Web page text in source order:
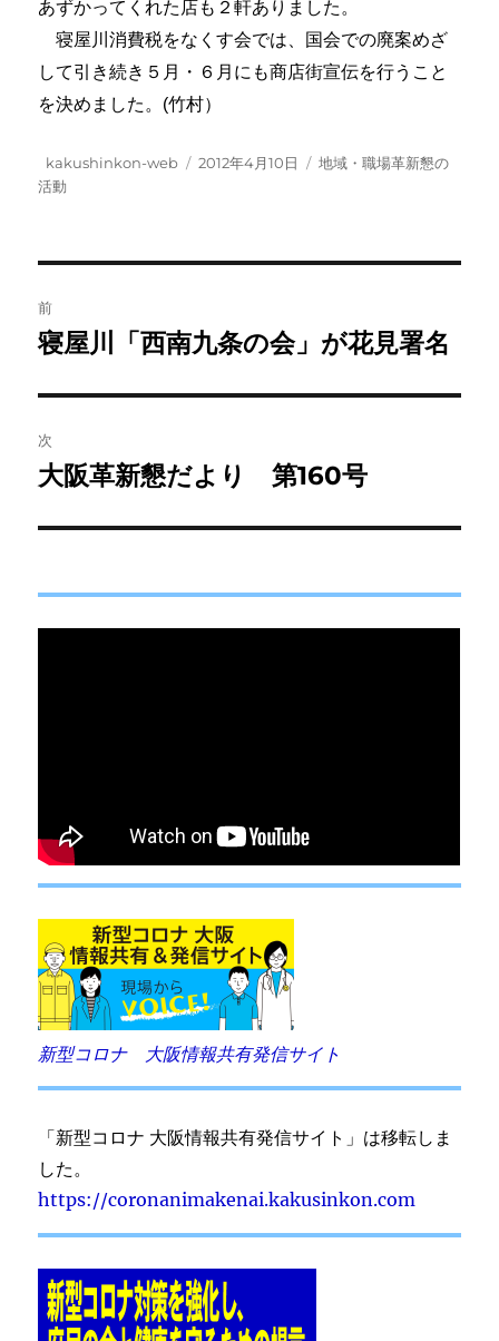
あずかってくれた店も２軒ありました。
寝屋川消費税をなくす会では、国会での廃案めざ
して引き続き５月・６月にも商店街宣伝を行うこと
を決めました。(竹村）
投
稿
kakushinkon-web
投
2012年4月10日
カ
地域・職場革新懇の
活動
稿
ビ
ゲ
ー
前
前
投
稿:
寝屋川「西南九条の会」が花見署名
次
次
投
大阪革新懇だより 第160号
新型コロナ 大阪情報共有発信サイト
「新型コロナ 大阪情報共有発信サイト」は移転しま
した。
https://coronanimakenai.kakusinkon.com